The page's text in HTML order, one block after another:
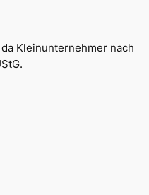
Kleinunternehmer nach